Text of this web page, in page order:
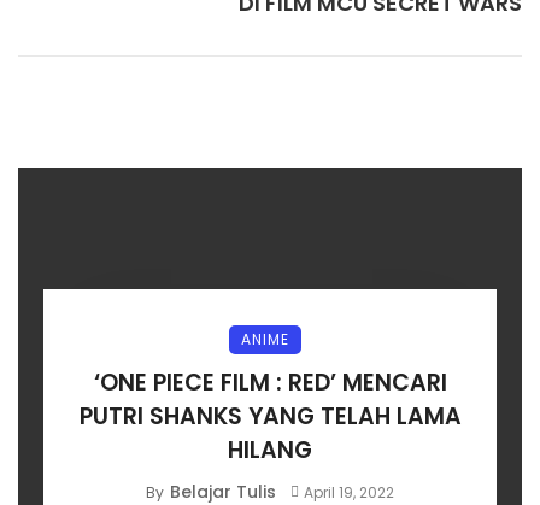
ANIME
‘ONE PIECE FILM : RED’ MENCARI
PUTRI SHANKS YANG TELAH LAMA
HILANG
By Belajar Tulis April 19, 2022